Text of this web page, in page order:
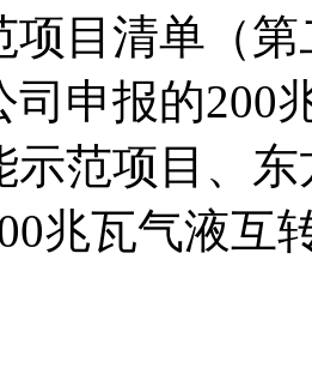
项目清单（
司申报的200
示范项目、
兆瓦气液互